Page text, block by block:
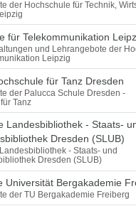
der Hochschule für Technik,
für Telekommunikation
und Lehrangebote der
Leipzig
für Tanz Dresden
der Palucca Schule Dresden -
Tanz
Landesbibliothek - Staats-
Dresden (SLUB)
- Staats- und
Dresden (SLUB)
Universität Bergakademie
der TU Bergakademie Freiberg